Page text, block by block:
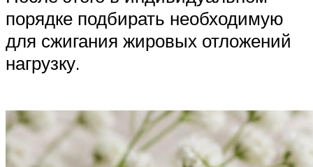
порядке подбирать необходимую
для сжигания жировых отложений
нагрузку.